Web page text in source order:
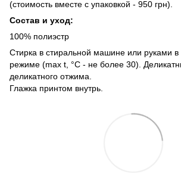
(стоимость вместе с упаковкой - 950 грн).
Состав и уход:
100% полиэстр
Стирка в стиральной машине или руками в
режиме (max t, °C - не более 30).
деликатного отжима.
Глажка принтом внутрь.